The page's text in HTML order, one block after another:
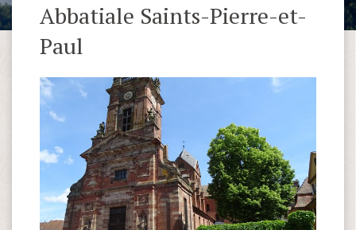
Abbatiale Saints-Pierre-et-
Paul